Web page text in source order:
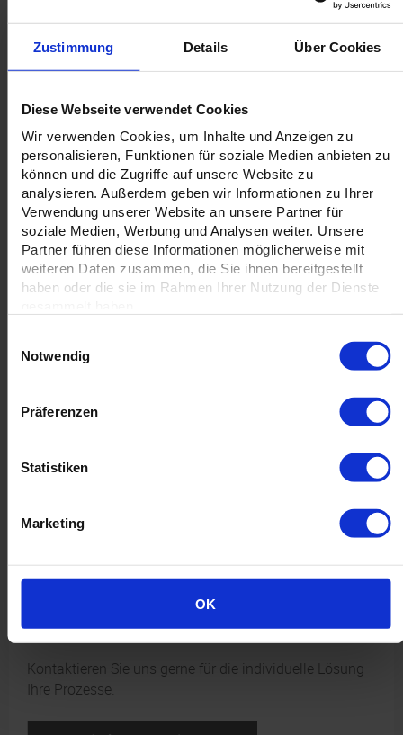
Zustimmung Details Über Cookies
Diese Webseite verwendet Cookies
Wir verwenden Cookies, um Inhalte und Anzeigen zu
personalisieren, Funktionen für soziale Medien anbieten zu
können und die Zugriffe auf unsere Website zu
analysieren. Außerdem geben wir Informationen zu Ihrer
Verwendung unserer Website an unsere Partner für
soziale Medien, Werbung und Analysen weiter. Unsere
Partner führen diese Informationen möglicherweise mit
weiteren Daten zusammen, die Sie ihnen bereitgestellt
haben oder die sie im Rahmen Ihrer Nutzung der Dienste
Notwendig
Präferenzen
Statistiken
Marketing
OK
Wir unterstützen Sie in allen Phasen mit Lager- und
Logistikdienstleistungen und stehen Ihnen mit unserem
Ihre Kernkompetenzen konzentrieren und Ihr Business
schnell voranbringen.
Mit uns dürfen Sie groß werden! Wir sind stark im
Kleinen und im Großen und reagieren schnell und
flexibel.
Ihre Vorteile auf einen Blick:
Zeitnaher Versand der Bestellungen nach Eingang in
Werbemittel
Keine unnötige Personal-Vorhaltung für die
Kurzfristige Auftragsspitzen können problemlos
Anbindungen/Schnittstellen, Versandbestätigungen,
Günstige Portokonditionen durch gebündeltes
Zufriedene Kunden, da Sie sich auf den Vertrieb
konzentrieren können! Wir kümmern uns um den
Versand (just-in-time mit optimaler Qualität)
Kontaktieren Sie uns gerne für die individuelle Lösung
Ihre Prozesse.